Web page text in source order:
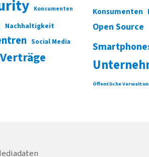
Konsumenten
Nachhaltigkeit
Social Media
Verträge
Konsumenten
Open Source
Öffentliche